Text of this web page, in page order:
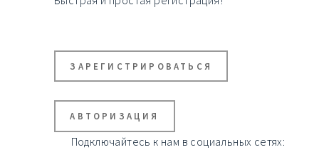
ЗАРЕГИСТРИРОВАТЬСЯ
АВТОРИЗАЦИЯ
Подключайтесь к нам в социальных сетях: